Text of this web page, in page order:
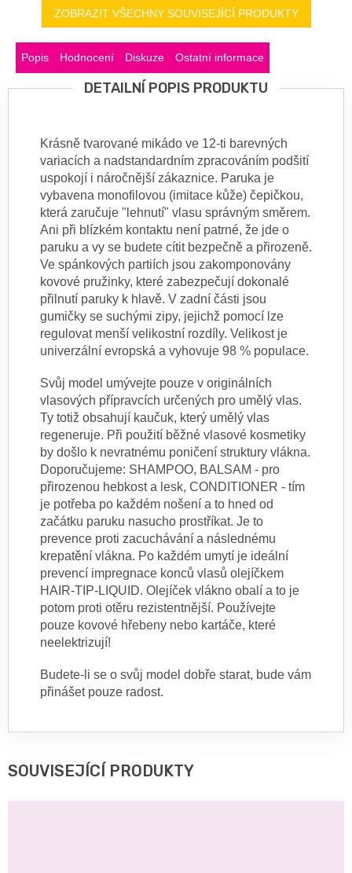
ZOBRAZIT VŠECHNY SOUVISEJÍCÍ PRODUKTY
Popis Hodnocení Diskuze Ostatní informace
DETAILNÍ POPIS PRODUKTU
Krásně tvarované mikádo ve 12-ti barevných
variacích a nadstandardním zpracováním podšití
uspokojí i náročnější zákaznice. Paruka je
vybavena monofilovou (imitace kůže) čepičkou,
která zaručuje "lehnutí" vlasu správným směrem.
Ani při blízkém kontaktu není patrné, že jde o
paruku a vy se budete cítit bezpečně a přirozeně.
Ve spánkových partiích jsou zakomponovány
kovové pružinky, které zabezpečují dokonalé
přilnutí paruky k hlavě. V zadní části jsou
gumičky se suchými zipy, jejichž pomocí lze
regulovat menší velikostní rozdíly. Velikost je
univerzální evropská a vyhovuje 98 % populace.
Svůj model umývejte pouze v originálních
vlasových přípravcích určených pro umělý vlas.
Ty totiž obsahují kaučuk, který umělý vlas
regeneruje. Při použití běžné vlasové kosmetiky
by došlo k nevratnému poničení struktury vlákna.
Doporučujeme: SHAMPOO, BALSAM - pro
přirozenou hebkost a lesk, CONDITIONER - tím
je potřeba po každém nošení a to hned od
začátku paruku nasucho prostříkat. Je to
prevence proti zacuchávání a následnému
krepatění vlákna. Po každém umytí je ideální
prevencí impregnace konců vlasů olejíčkem
HAIR-TIP-LIQUID. Olejíček vlákno obalí a to je
potom proti otěru rezistentnější. Používejte
pouze kovové hřebeny nebo kartáče, které
neelektrizují!
Budete-li se o svůj model dobře starat, bude vám
přinášet pouze radost.
SOUVISEJÍCÍ PRODUKTY